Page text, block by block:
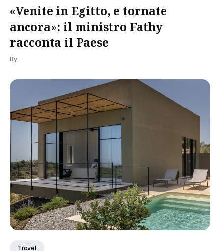
«Venite in Egitto, e tornate
ancora»: il ministro Fathy
racconta il Paese
By
Travel